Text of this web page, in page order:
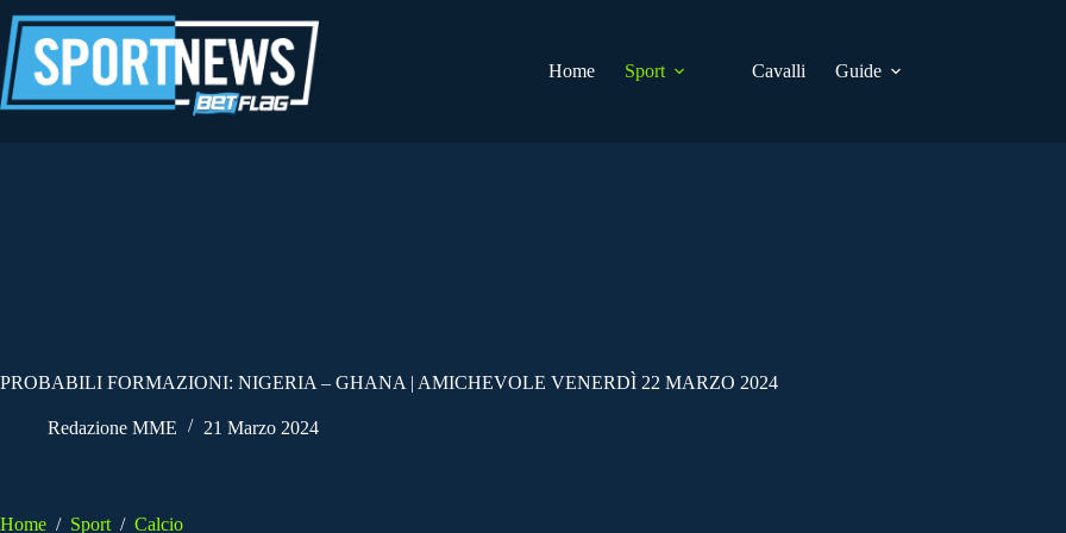
al
contenuto
Home
Sport Cavalli Guide
PROBABILI FORMAZIONI: NIGERIA – GHANA | AMICHEVOLE VENERDÌ 22 MARZO 2024
Redazione MME 21 Marzo 2024
Home / Sport / Calcio